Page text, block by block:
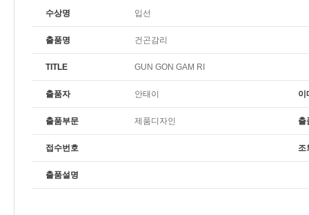
수상명 입선
출품명 건곤감리
TITLE GUN GON GAM RI
출품자 안태이 이
출품부문 제품디자인 출
접수번호 조
출품설명